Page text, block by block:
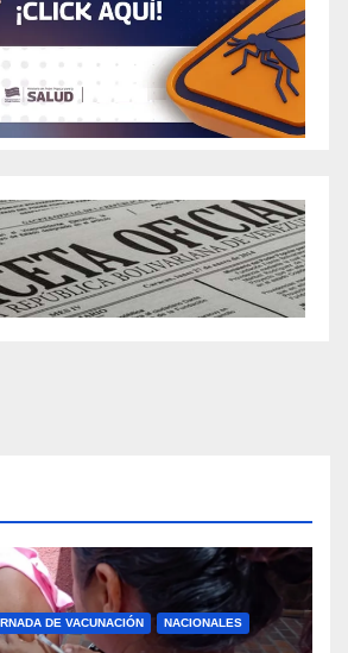
DE VACUNACIÓN
NACIONALES